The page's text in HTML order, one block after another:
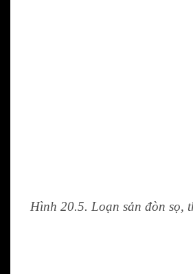
Hình 20.5. Loạn sản đòn sọ,